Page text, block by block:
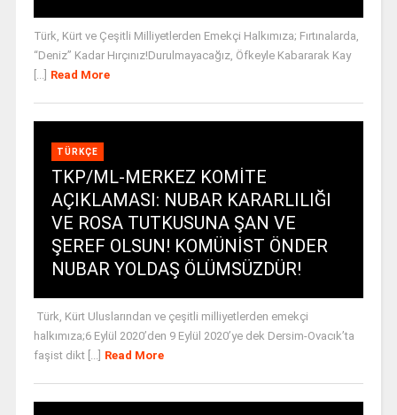
Türk, Kürt ve Çeşitli Milliyetlerden Emekçi Halkımıza; Fırtınalarda,
“Deniz” Kadar Hırçınız!Durulmayacağız, Öfkeyle Kabararak Kay
Read More
TÜRKÇE
TKP/ML-MERKEZ KOMİTE
AÇIKLAMASI: NUBAR KARARLILIĞI
VE ROSA TUTKUSUNA ŞAN VE
ŞEREF OLSUN! KOMÜNİST ÖNDER
NUBAR YOLDAŞ ÖLÜMSÜZDÜR!
Türk, Kürt Uluslarından ve çeşitli milliyetlerden emekçi
halkımıza;6 Eylül 2020’den 9 Eylül 2020’ye dek Dersim-Ovacık’ta
faşist dikt [...]
Read More